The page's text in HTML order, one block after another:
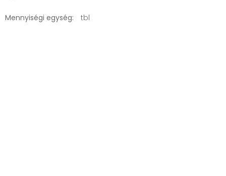
Mennyiségi egység: tbl